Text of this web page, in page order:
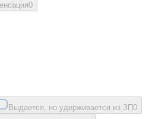
0
Выдается, но удерживается из ЗП0